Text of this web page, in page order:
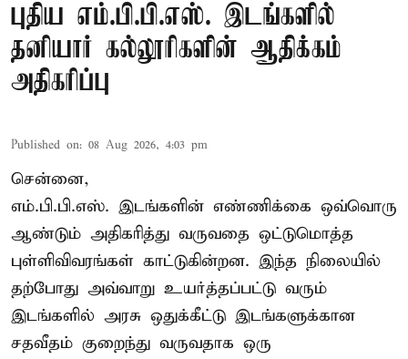
புதிய எம்.பி.பி.எஸ். இடங்களில்
தனியார் கல்லூரிகளின் ஆதிக்கம்
அதிகரிப்பு
Published on: 08 Aug 2026, 4:03 pm
சென்னை,
எம்.பி.பி.எஸ். இடங்களின் எண்ணிக்கை ஒவ்வொரு
ஆண்டும் அதிகரித்து வருவதை ஒட்டுமொத்த
புள்ளிவிவரங்கள் காட்டுகின்றன. இந்த நிலையில்
தற்போது அவ்வாறு உயர்த்தப்பட்டு வரும்
இடங்களில் அரசு ஒதுக்கீட்டு இடங்களுக்கான
சதவீதம் குறைந்து வருவதாக ஒரு